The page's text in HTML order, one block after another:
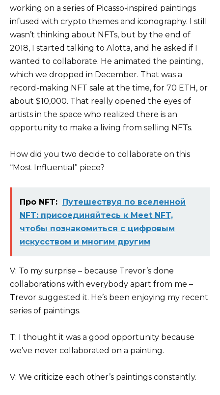
working on a series of Picasso-inspired paintings
infused with crypto themes and iconography. I still
wasn’t thinking about NFTs, but by the end of
2018, I started talking to Alotta, and he asked if I
wanted to collaborate. He animated the painting,
which we dropped in December. That was a
record-making NFT sale at the time, for 70 ETH, or
about $10,000. That really opened the eyes of
artists in the space who realized there is an
opportunity to make a living from selling NFTs.
How did you two decide to collaborate on this
“Most Influential” piece?
Про NFT: Путешествуя по вселенной
NFT: присоединяйтесь к Meet NFT,
чтобы познакомиться с цифровым
искусством и многим другим
V: To my surprise – because Trevor’s done
collaborations with everybody apart from me –
Trevor suggested it. He’s been enjoying my recent
series of paintings.
T: I thought it was a good opportunity because
we’ve never collaborated on a painting.
V: We criticize each other’s paintings constantly.